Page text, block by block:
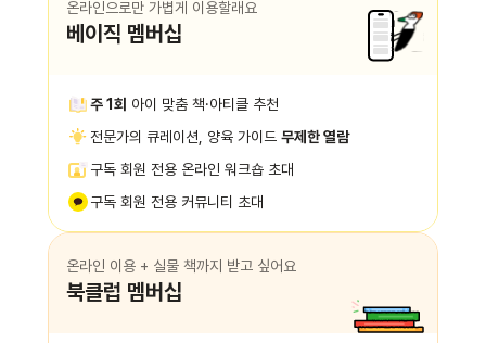
온라인으로만 가볍게 이용할래요
베이직 멤버십
주 1회 아이 맞춤 책·아티클 추천
전문가의 큐레이션, 양육 가이드 무제한 열람
구독 회원 전용 온라인 워크숍 초대
구독 회원 전용 커뮤니티 초대
온라인 이용 + 실물 책까지 받고 싶어요
북클럽 멤버십